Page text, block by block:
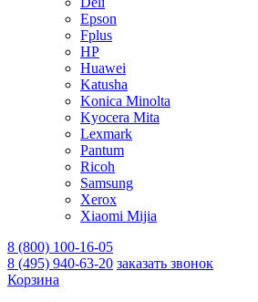
Epson
Fplus
HP
Huawei
Katusha
Konica Minolta
Kyocera Mita
Lexmark
Pantum
Ricoh
Samsung
Xerox
Xiaomi Mijia
8 (800) 100-16-05
8 (495) 940-63-20 заказать звонок
Корзина